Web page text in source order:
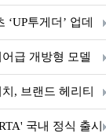
투게더’ 업데
급 개방형 모델
, 브랜드 헤리티
국내 정식 출시